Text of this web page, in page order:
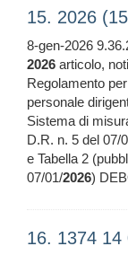
15. 2026
8-gen-2026
2026 articolo,
Regolamento
personale
Sistema di
D.R. n. 5 del 07/
e Tabella 2
07/01/2026)
16. 1374 14